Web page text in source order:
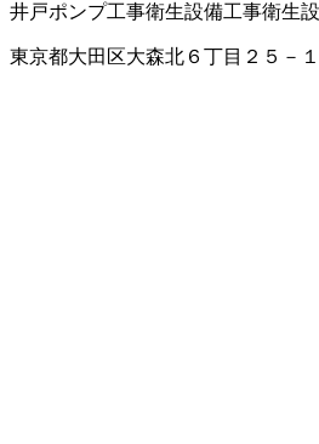
井戸ポンプ工事衛生設備工事衛生
東京都大田区大森北６丁目２５－